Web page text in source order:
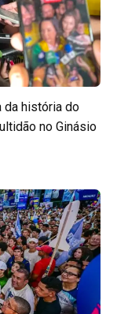
da história do
no Ginásio